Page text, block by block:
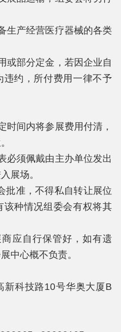
生产经营医疗器械的各类
或部分定金，若因企业自
约，所付费用一律不予
时间内将参展费用付清，
必须佩戴由主办单位发出
展场。
批准，不得私自转让展位
该种情况组委会有权将其
应自行保管好，如有遗
中心概不负责。
新科技路10号华奥大厦B